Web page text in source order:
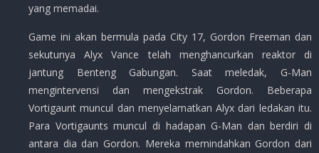
yang memadai.
Game ini akan bermula pada City 17, Gordon Freeman dan
sekutunya Alyx Vance telah menghancurkan reaktor di
jantung Benteng Gabungan. Saat meledak, G-Man
mengintervensi dan mengekstrak Gordon. Beberapa
Vortigaunt muncul dan menyelamatkan Alyx dari ledakan itu.
Para Vortigaunts muncul di hadapan G-Man dan berdiri di
antara dia dan Gordon. Mereka memindahkan Gordon dari